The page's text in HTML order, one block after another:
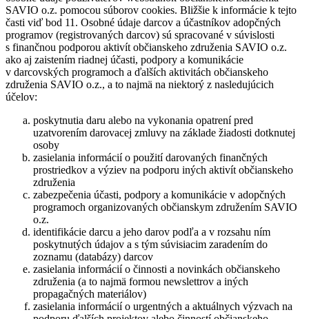
SAVIO o.z. pomocou súborov cookies. Bližšie k informácie k tejto
časti viď bod 11. Osobné údaje darcov a účastníkov adopčných
programov (registrovaných darcov) sú spracované v súvislosti
s finančnou podporou aktivít občianskeho združenia SAVIO o.z.
ako aj zaistením riadnej účasti, podpory a komunikácie
v darcovských programoch a ďalších aktivitách občianskeho
združenia SAVIO o.z., a to najmä na niektorý z nasledujúcich
účelov:
poskytnutia daru alebo na vykonania opatrení pred
uzatvorením darovacej zmluvy na základe žiadosti dotknutej
osoby
zasielania informácií o použití darovaných finančných
prostriedkov a výziev na podporu iných aktivít občianskeho
združenia
zabezpečenia účasti, podpory a komunikácie v adopčných
programoch organizovaných občianskym združením SAVIO
o.z.
identifikácie darcu a jeho darov podľa a v rozsahu ním
poskytnutých údajov a s tým súvisiacim zaradením do
zoznamu (databázy) darcov
zasielania informácií o činnosti a novinkách občianskeho
združenia (a to najmä formou newslettrov a iných
propagačných materiálov)
zasielania informácií o urgentných a aktuálnych výzvach na